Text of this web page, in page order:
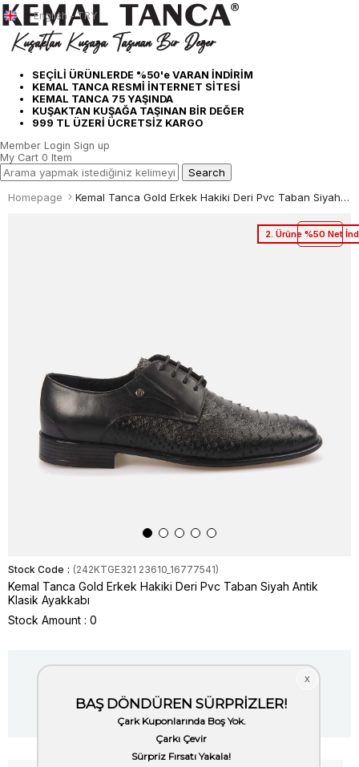
SEÇİLİ ÜRÜNLERDE %50'e VARAN İNDİRİM
KEMAL TANCA RESMİ İNTERNET SİTESİ
KEMAL TANCA 75 YAŞINDA
KUŞAKTAN KUŞAĞA TAŞINAN BİR DEĞER
999 TL ÜZERİ ÜCRETSİZ KARGO
English - TRY
Member Login Sign up
My Cart 0 Item
Homepage Kemal Tanca Gold Erkek Hakiki Deri Pvc Taban Siyah Antik Klasik Ayakkabı
2. Ürüne %50 Net
Stock Code (242KTGE321 23610_16777541)
Kemal Tanca Gold Erkek Hakiki Deri Pvc Taban Siyah Antik
Klasik Ayakkabı
Stock Amount : 0